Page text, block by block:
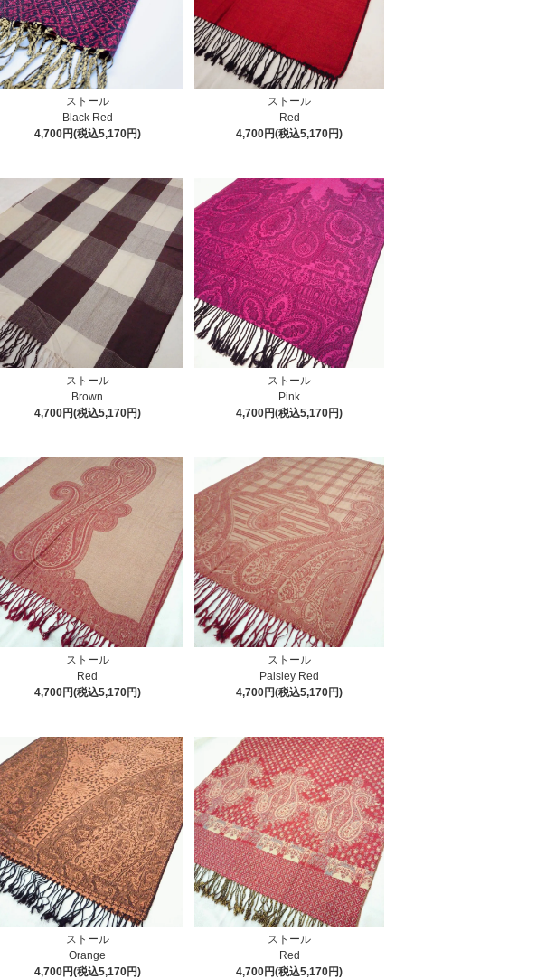
ストール
Black Red
4,700円(税込5,170円)
ストール
Red
4,700円(税込5,170円)
ストール
Brown
4,700円(税込5,170円)
ストール
Pink
4,700円(税込5,170円)
ストール
Red
4,700円(税込5,170円)
ストール
Paisley Red
4,700円(税込5,170円)
ストール
Orange
4,700円(税込5,170円)
ストール
Red
4,700円(税込5,170円)